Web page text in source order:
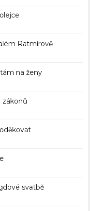
Ratmírově
na ženy
zákonů
svatbě